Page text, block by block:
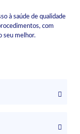
à saúde de qualidade
com
seu melhor.